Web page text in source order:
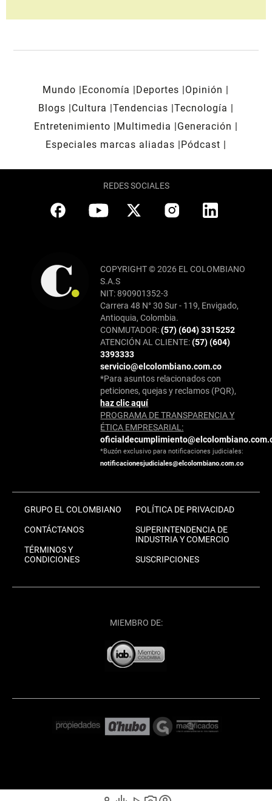
Mundo Economía Deportes
Opinión
Blogs
Cultura Tendencias Tecnología
Entretenimiento
Multimedia
Generación
Especiales marcas aliadas
Pódcast
REDES SOCIALES
COPYRIGHT © 2026 EL COLOMBIANO
S.A.S
NIT: 890901352-3
Carrera 48 N° 30 Sur - 119, Envigado,
Antioquia, Colombia.
CONMUTADOR:(57) (604) 3315252
ATENCIÓN AL CLIENTE:(57) (604)
3393333
servicio@elcolombiano.com.co
*Para asuntos relacionados con
peticiones, quejas y reclamos (PQR),
haz clic aquí
PROGRAMA DE TRANSPARENCIA Y
ÉTICA EMPRESARIAL:
*Buzón exclusivo para notificaciones judiciales:
notificacionesjudiciales@elcolombiano.com.co
GRUPO EL COLOMBIANO
CONTÁCTANOS
TÉRMINOS Y
CONDICIONES
POLÍTICA DE PRIVACIDAD
SUPERINTENDENCIA DE
INDUSTRIA Y COMERCIO
SUSCRIPCIONES
MIEMBRO DE: